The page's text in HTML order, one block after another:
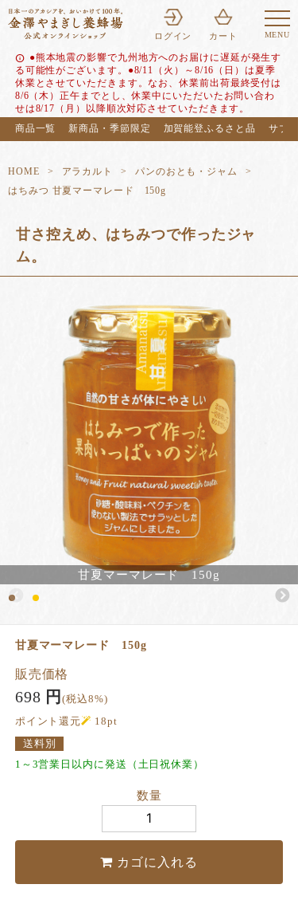
MENU
ログイン カート
info ●熊本地震の影響で九州地方へのお届けに遅延が発生す
る可能性がございます。●8/11（火）～8/16（日）は夏季
休業とさせていただきます。なお、休業前出荷最終受付は
8/6（木）正午までとし、休業中にいただいたお問い合わ
せは8/17（月）以降順次対応させていただきます。
商品一覧
新商品・季節限定 加賀能登ふるさと品 サブ
HOME アラカルト
パンのおとも・ジャム
はちみつ 甘夏マーマレード 150g
甘さ控えめ、はちみつで作ったジャ
ム。
甘夏マーマレード 150g
甘夏マーマレード 150g
販売価格
698 円(税込8%)
ポイント還元
18pt
送料別
1～3営業日以内に発送（土日祝休業）
数量
カゴに入れる